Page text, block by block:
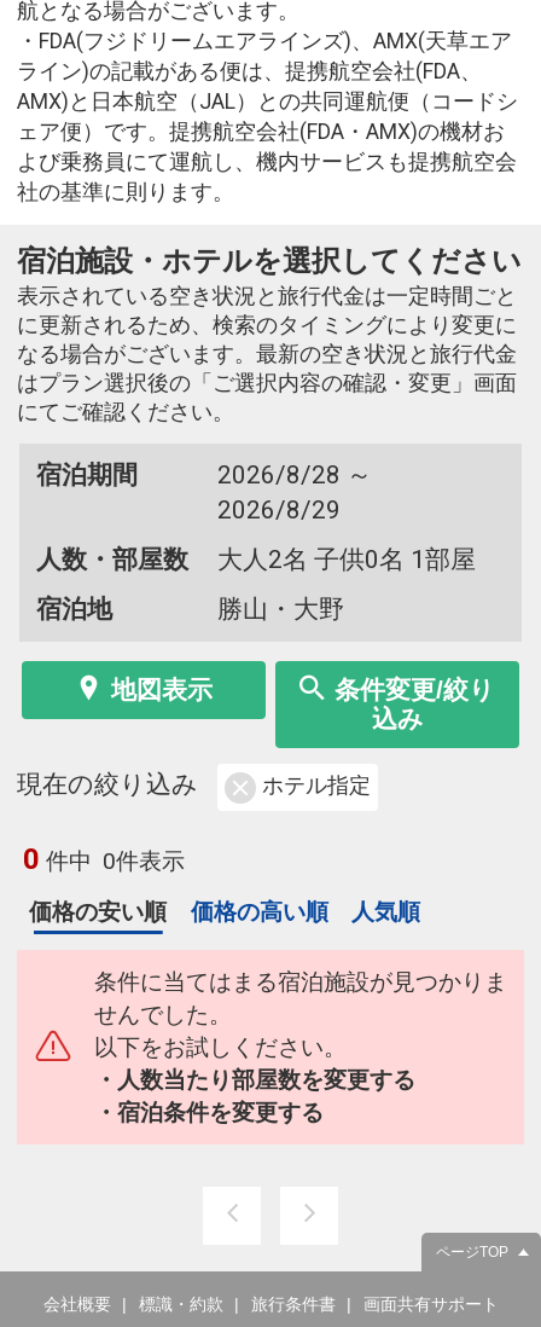
航となる場合がございます。
・FDA(フジドリームエアラインズ)、AMX(天草エア
ライン)の記載がある便は、提携航空会社(FDA、
AMX)と日本航空（JAL）との共同運航便（コードシ
ェア便）です。提携航空会社(FDA・AMX)の機材お
よび乗務員にて運航し、機内サービスも提携航空会
社の基準に則ります。
宿泊施設・ホテルを選択してください
表示されている空き状況と旅行代金は一定時間ごと
に更新されるため、検索のタイミングにより変更に
なる場合がございます。最新の空き状況と旅行代金
はプラン選択後の「ご選択内容の確認・変更」画面
にてご確認ください。
宿泊期間
2026/8/28 ～
2026/8/29
人数・部屋数
大人2名 子供0名 1部屋
宿泊地
勝山・大野
地図表示
条件変更/絞り
込み
現在の絞り込み ホテル指定
0 件中 0件表示
価格の安い順
価格の高い順 人気順
条件に当てはまる宿泊施設が見つかりま
せんでした。
以下をお試しください。
・人数当たり部屋数を変更する
・宿泊条件を変更する
ページTOP
会社概要 標識・約款 旅行条件書 画面共有サポート